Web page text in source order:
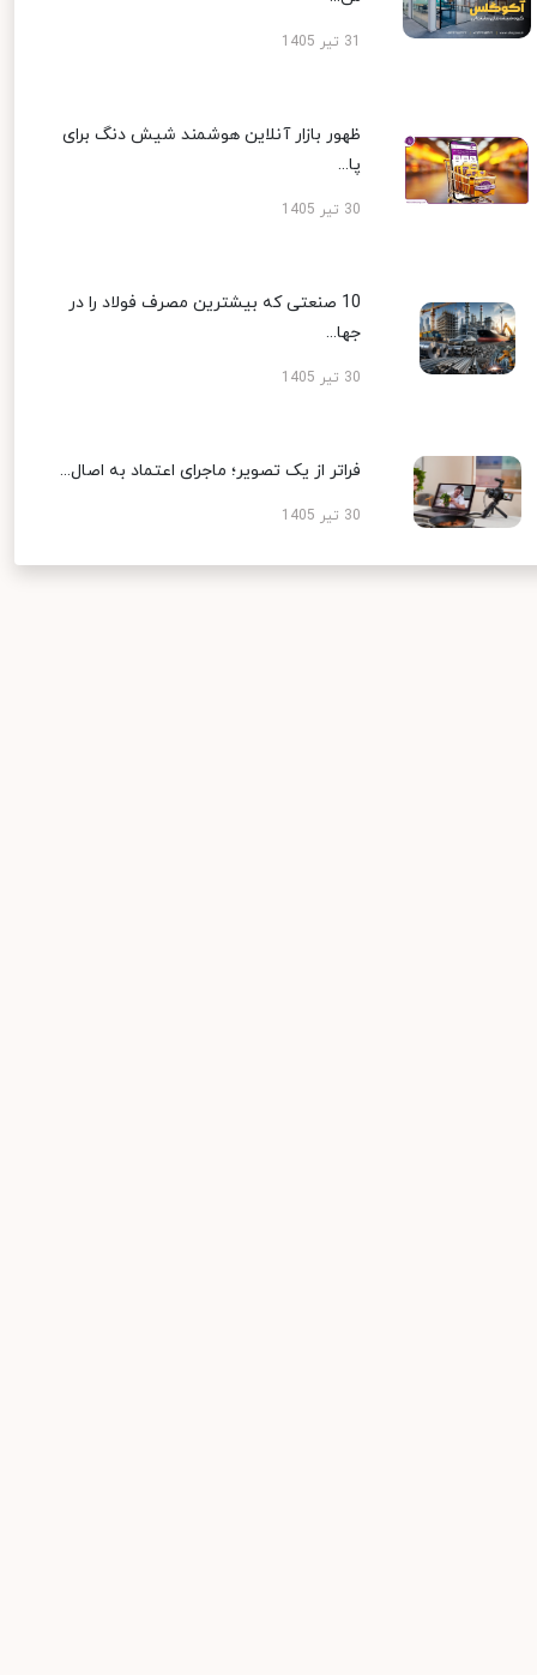
ظهور بازار آنلاین هوشمند شیش دنگ برای
پا...
30 تیر 1405
10 صنعتی که بیشترین مصرف فولاد را در
جها...
30 تیر 1405
فراتر از یک تصویر؛ ماجرای اعتماد به اصال...
30 تیر 1405